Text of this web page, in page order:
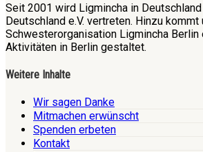
Seit 2001 wird Ligmincha in
Deutschland e.V. vertreten. Hinzu kommt
Schwesterorganisation Ligmincha Berlin
Aktivitäten in Berlin gestaltet.
Weitere Inhalte
Wir sagen Danke
Mitmachen erwünscht
Spenden erbeten
Kontakt